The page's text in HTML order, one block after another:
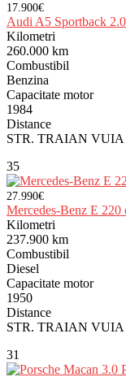
17.900€
Audi A5 Sportback
Kilometri
260.000 km
Combustibil
Benzina
Capacitate motor
1984
Distance
STR. TRAIAN VUIA
35
27.990€
Mercedes-Benz E
Kilometri
237.900 km
Combustibil
Diesel
Capacitate motor
1950
Distance
STR. TRAIAN VUIA
31